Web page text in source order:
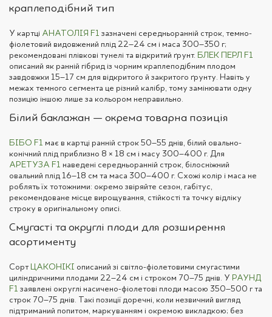
краплеподібний тип
У картці АНАТОЛІЯ F1 зазначені середньоранній строк, темно-
фіолетовий видовжений плід 22–24 см і маса 300–350 г;
рекомендовані плівкові тунелі та відкритий ґрунт. БЛЕК ПЕРЛ F1
описаний як ранній гібрид із чорним краплеподібним плодом
завдовжки 15–17 см для відкритого й закритого ґрунту. Навіть у
межах темного сегмента це різний калібр, тому замінювати одну
позицію іншою лише за кольором неправильно.
Білий баклажан — окрема товарна позиція
БІБО F1 має в картці ранній строк 50–55 днів, білий овально-
конічний плід приблизно 8 × 18 см і масу 300–400 г. Для
АРЕТУЗА F1 наведені середньоранній строк, білосніжний
овальний плід 16–18 см та маса 300–400 г. Схожі колір і маса не
роблять їх тотожними: окремо звіряйте сезон, габітус,
рекомендоване місце вирощування, стійкості та точку відліку
строку в оригінальному описі.
Смугасті та округлі плоди для розширення
асортименту
Сорт ЦАКОНІКІ описаний зі світло-фіолетовими смугастими
циліндричними плодами 22–24 см і строком 70–75 днів. У РАУНД
F1 заявлені округлі насичено-фіолетові плоди масою 350–500 г та
строк 70–75 днів. Такі позиції доречні, коли незвичний вигляд
підтриманий попитом, маркуванням і окремою викладкою; без